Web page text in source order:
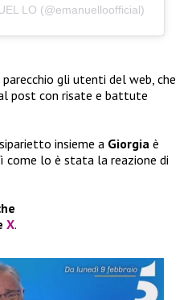
LO (@emanuelloofficial)
gli utenti del web, che
post con risate e battute
insieme a Giorgia è
lo è stata la reazione di
X.